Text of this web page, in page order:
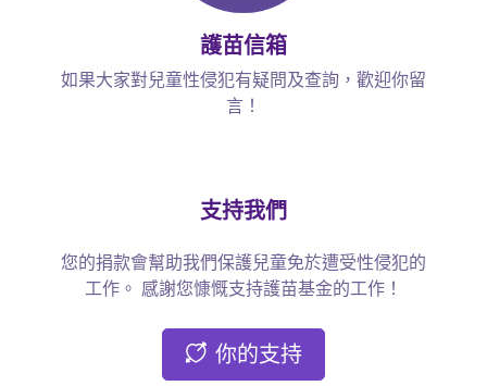
護苗信箱
如果大家對兒童性侵犯有疑問及查詢，歡迎你留
言！
支持我們
您的捐款會幫助我們保護兒童免於遭受性侵犯的
工作。 感謝您慷慨支持護苗基金的工作！
你的支持